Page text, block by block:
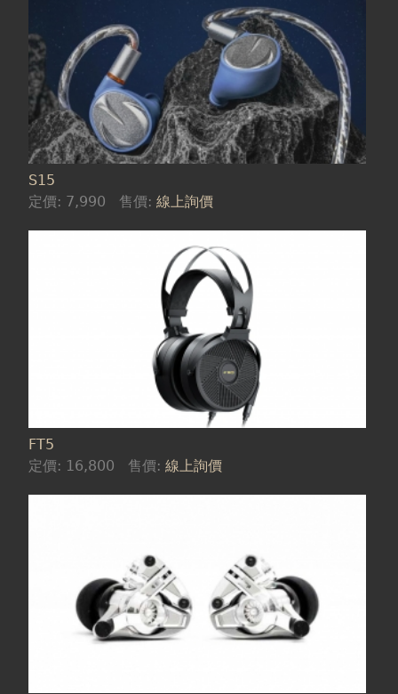
S15
定價: 7,990 售價:線上詢價
FT5
定價: 16,800 售價:線上詢價
面